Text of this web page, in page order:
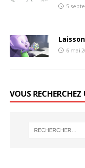
5
6 mai
VOUS